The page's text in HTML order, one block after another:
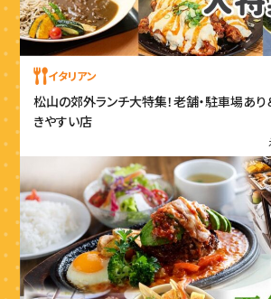
イタリアン
松山の郊外ランチ大特集！老舗・駐車場あ
きやすい店